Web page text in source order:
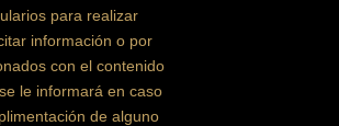
para realizar
información o por
con el contenido
le informará en caso
de alguno